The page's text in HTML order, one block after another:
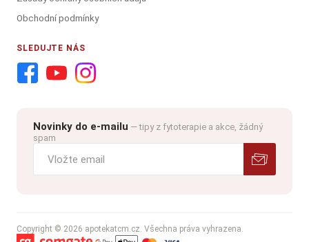
Obchodní podmínky
SLEDUJTE NÁS
Novinky do e-mailu — tipy z fytoterapie a akce, žádný
spam
Copyright © 2026 apotekatcm.cz. Všechna práva vyhrazena.